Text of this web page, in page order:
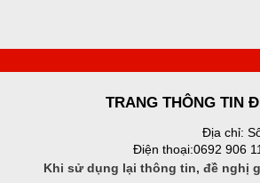
TRANG THÔNG TIN
Địa chỉ:
Điện thoại:0692 906
Khi sử dụng lại thông tin, đề nghị